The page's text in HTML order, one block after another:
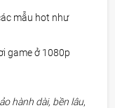
mẫu hot như
game ở 1080p
hành dài, bền lâu,